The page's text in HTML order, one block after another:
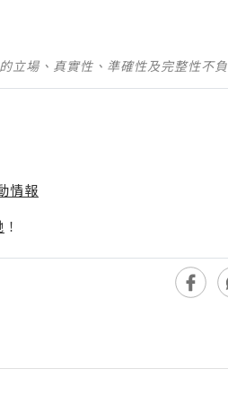
立場、真實性、準確性及完整性不
情報
！